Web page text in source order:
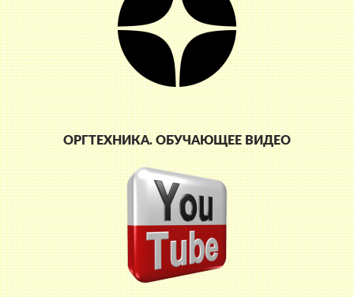
ОРГТЕХНИКА. ОБУЧАЮЩЕЕ ВИДЕО